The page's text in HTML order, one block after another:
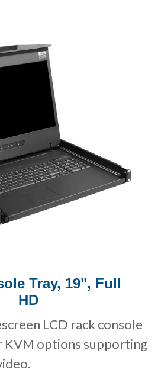
Tray, 19", Full
HD
LCD rack console
KVM options supporting